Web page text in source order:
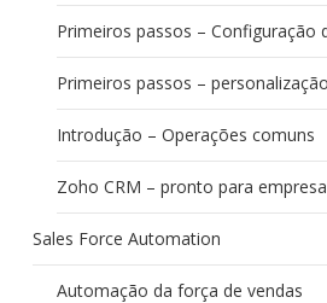
Primeiros passos – Configuração
Primeiros passos –
Introdução – Operações comuns
Zoho CRM – pronto para
Sales Force Automation
Automação da força de vendas